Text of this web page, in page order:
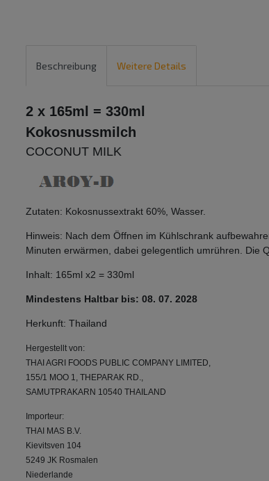
Beschreibung Weitere Details
2 x 165ml = 330ml
Kokosnussmilch
COCONUT MILK
Zutaten: Kokosnussextrakt 60%, Wasser.
Hinweis: Nach dem Öffnen im Kühlschrank aufbe
Minuten erwärmen, dabei gelegentlich umrühren. Die
Inhalt: 165ml x2 = 330ml
Mindestens Haltbar bis: 08. 07. 2028
Herkunft: Thailand
Hergestellt von:
THAI AGRI FOODS PUBLIC COMPANY LIMITED,
155/1 MOO 1, THEPARAK RD.,
SAMUTPRAKARN 10540 THAILAND
Importeur:
THAI MAS B.V.
Kievitsven 104
5249 JK Rosmalen
Niederlande